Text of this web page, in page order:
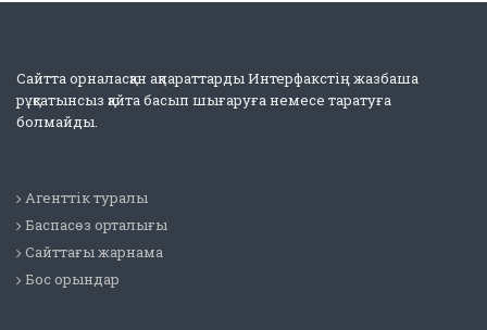
Сайтта орналасқан ақпараттарды Интерфакстің жазбаша
рұқсатынсыз қайта басып шығаруға немесе таратуға
болмайды.
Агенттік туралы
Баспасөз орталығы
Сайттағы жарнама
Бос орындар